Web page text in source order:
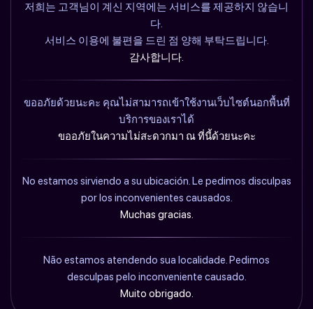
저희는 고객님이 계신 지역에는 서비스를 제공하지 않습니
다.
서비스 이용에 불편을 드린 점 양해 부탁드립니다.
감사합니다.
ขออภัยด้วยนะคะ คุณไม่สามารถเข้าใช้งานเว็บไซต์นอกพื้นที่
บริการของเราได้
ขออภัยในความไม่สะดวกมา ณ ที่นี้ด้วยนะคะ
No estamos sirviendo a su ubicación. Le pedimos disculpas
por los inconvenientes causados.
Muchas gracias.
Não estamos atendendo sua localidade. Pedimos
desculpas pelo inconveniente causado.
Muito obrigado.